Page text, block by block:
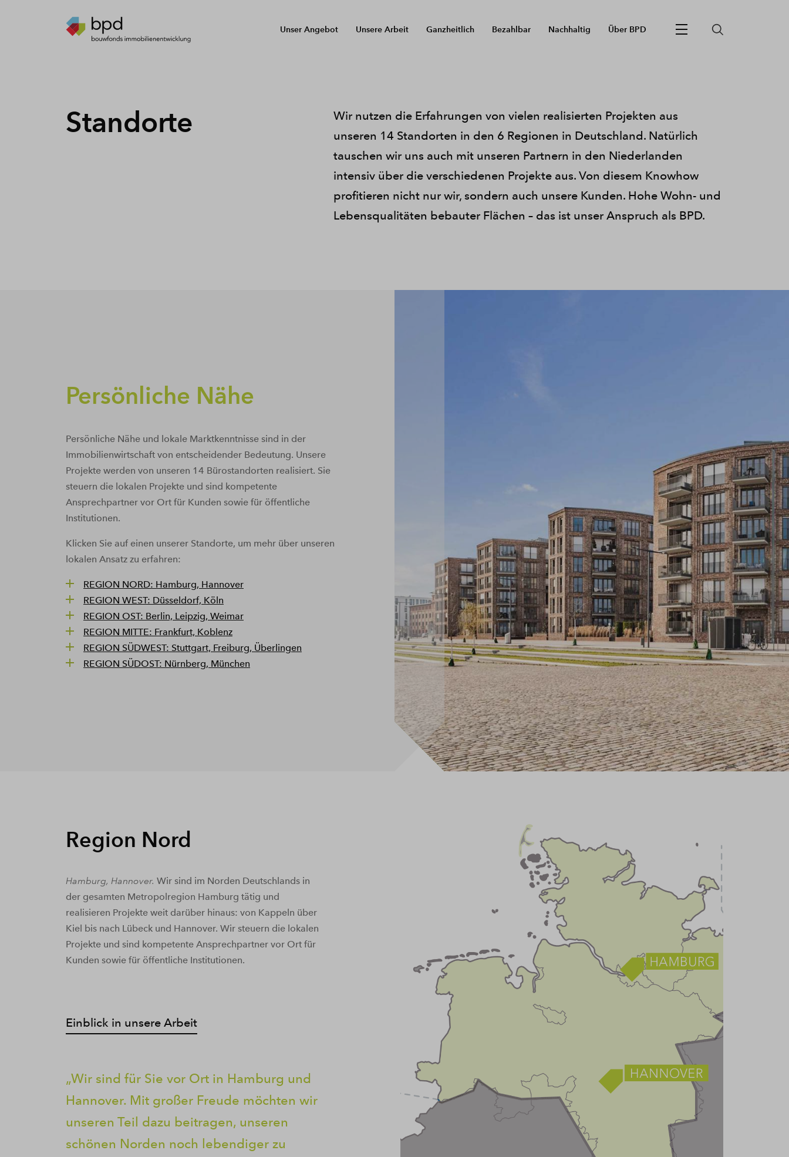
Unser Angebot Unsere Arbeit Ganzheitlich Bezahlbar Nachhaltig Über BPD
Standorte
Wir nutzen die Erfahrungen von vielen realisierten Projekten aus
unseren 14 Standorten in den 6 Regionen in Deutschland. Natürlich
tauschen wir uns auch mit unseren Partnern in den Niederlanden
intensiv über die verschiedenen Projekte aus. Von diesem Knowhow
profitieren nicht nur wir, sondern auch unsere Kunden. Hohe Wohn- und
Lebensqualitäten bebauter Flächen – das ist unser Anspruch als BPD.
Persönliche Nähe
Persönliche Nähe und lokale Marktkenntnisse sind in der
Immobilienwirtschaft von entscheidender Bedeutung. Unsere
Projekte werden von unseren 14 Bürostandorten realisiert. Sie
steuern die lokalen Projekte und sind kompetente
Ansprechpartner vor Ort für Kunden sowie für öffentliche
Institutionen.
Klicken Sie auf einen unserer Standorte, um mehr über unseren
lokalen Ansatz zu erfahren:
REGION NORD: Hamburg, Hannover
REGION WEST: Düsseldorf, Köln
REGION OST: Berlin, Leipzig, Weimar
REGION MITTE: Frankfurt, Koblenz
REGION SÜDWEST: Stuttgart, Freiburg, Überlingen
REGION SÜDOST: Nürnberg, München
Region Nord
Hamburg, Hannover. Wir sind im Norden Deutschlands in
der gesamten Metropolregion Hamburg tätig und
realisieren Projekte weit darüber hinaus: von Kappeln über
Kiel bis nach Lübeck und Hannover. Wir steuern die lokalen
Projekte und sind kompetente Ansprechpartner vor Ort für
Kunden sowie für öffentliche Institutionen.
Einblick in unsere Arbeit
Wir sind für Sie vor Ort in Hamburg und
Hannover. Mit großer Freude möchten wir
unseren Teil dazu beitragen, unseren
schönen Norden noch lebendiger zu